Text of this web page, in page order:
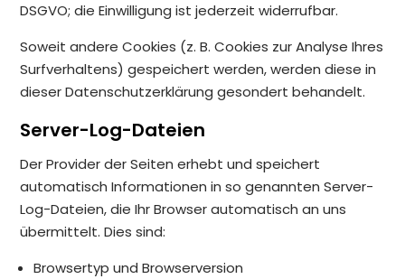
DSGVO; die Einwilligung ist jederzeit widerrufbar.
Soweit andere Cookies (z. B. Cookies zur Analyse Ihres
Surfverhaltens) gespeichert werden, werden diese in
dieser Datenschutzerklärung gesondert behandelt.
Server-Log-Dateien
Der Provider der Seiten erhebt und speichert
automatisch Informationen in so genannten Server-
Log-Dateien, die Ihr Browser automatisch an uns
übermittelt. Dies sind:
Browsertyp und Browserversion